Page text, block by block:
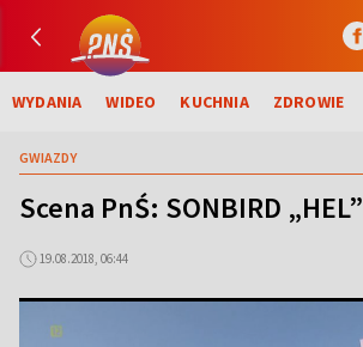
WYDANIA WIDEO KUCHNIA ZDROWIE
GWIAZDY
Scena PnŚ: SONBIRD „HEL”
19.08.2018, 06:44